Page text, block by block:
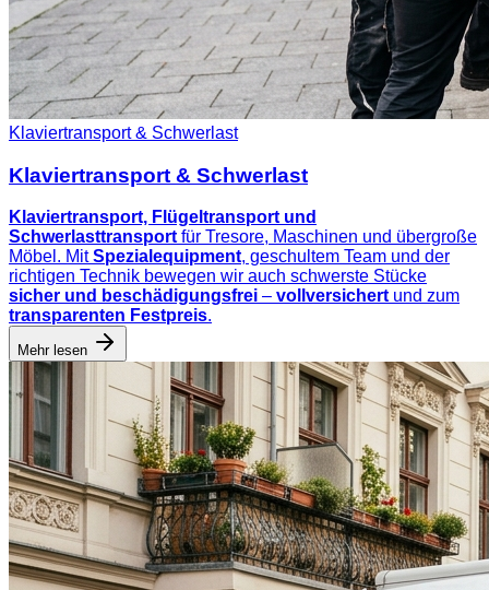
Klaviertransport & Schwerlast
Klaviertransport & Schwerlast
Klaviertransport, Flügeltransport und
Schwerlasttransport für Tresore, Maschinen und übergroße
Möbel. MitSpezialequipment, geschultem Team und der
richtigen Technik bewegen wir auch schwerste Stücke
sicher und beschädigungsfrei – vollversichert und zum
transparenten Festpreis.
Mehr lesen